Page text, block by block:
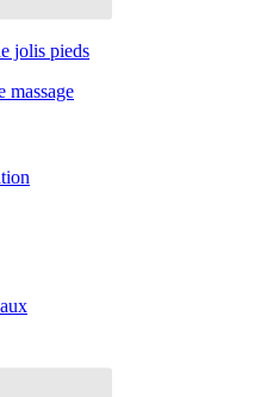
jolis pieds
massage